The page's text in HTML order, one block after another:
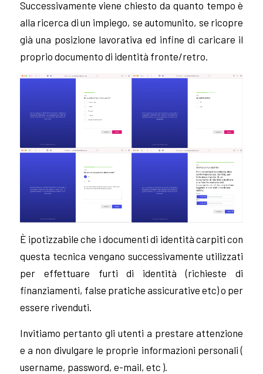
Successivamente viene chiesto da quanto tempo è
alla ricerca di un impiego, se automunito, se ricopre
già una posizione lavorativa ed infine di caricare il
proprio documento di identità fronte/retro.
È ipotizzabile che i documenti di identità carpiti con
questa tecnica vengano successivamente utilizzati
per effettuare furti di identità (richieste di
finanziamenti, false pratiche assicurative etc) o per
essere rivenduti.
Invitiamo pertanto gli utenti a prestare attenzione
e a non divulgare le proprie informazioni personali (
username, password, e-mail, etc ).